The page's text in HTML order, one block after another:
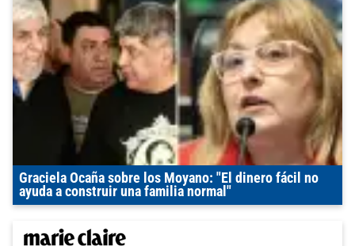
Graciela Ocaña sobre los Moyano: "El dinero fácil no
ayuda a construir una familia normal"